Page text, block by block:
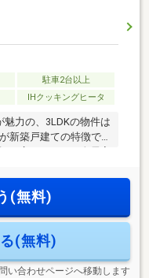
駐車2台以上
IHクッキングヒータ
力の、3LDKの物件は
新築戸建ての特徴で
が18帖以上あるの
(無料)
(無料)
い合わせページへ移動します